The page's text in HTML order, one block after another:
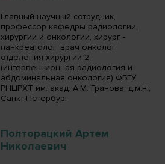
Главный научный сотрудник,
профессор кафедры радиологии,
хирургии и онкологии, хирург -
панкреатолог, врач онколог
отделения хирургии 2
(интервенционная радиология и
абдоминальная онкология) ФБГУ
РНЦРХТ им. акад. А.М. Гранова, д.м.н.,
Санкт-Петербург
Полторацкий Артем
Николаевич